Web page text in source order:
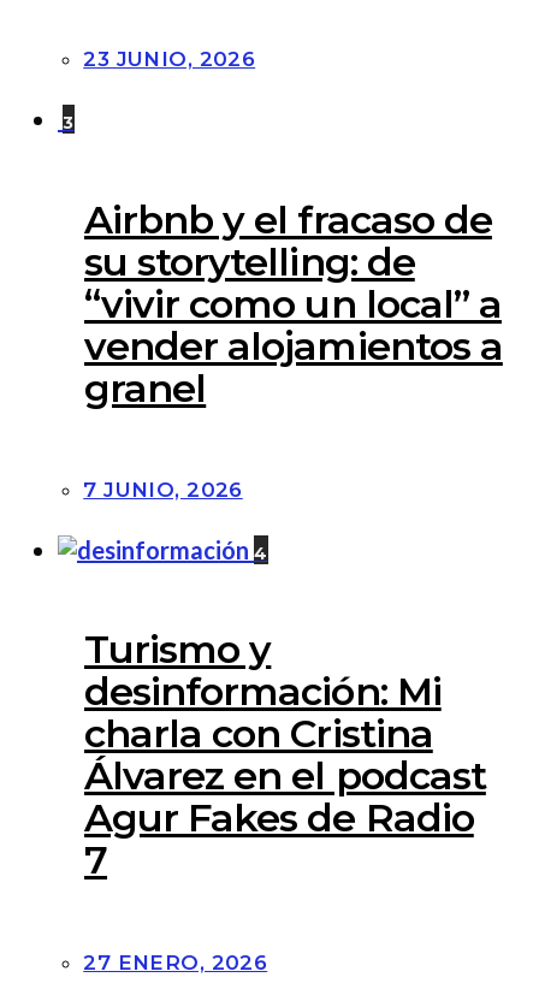
23 JUNIO, 2026
3
Airbnb y el fracaso de
su storytelling: de
“vivir como un local” a
vender alojamientos a
granel
7 JUNIO, 2026
4
Turismo y
desinformación: Mi
charla con Cristina
Álvarez en el podcast
Agur Fakes de Radio
7
27 ENERO, 2026